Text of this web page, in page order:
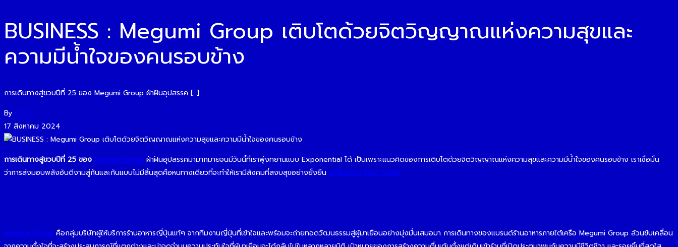
BUSINESS : Megumi Group เติบโตด้วยจิตวิญญาณแห่งความสุขและ
ความมีน้ำใจของคนรอบข้าง
การเดินทางสู่ขวบปีที่ 25 ของ Megumi Group ฝ่าฝันอุปสรรค […]
By O2O
17 สิงหาคม 2024
การเดินทางสู่ขวบปีที่ 25 ของ Megumi Group ฝ่าฝันอุปสรรคมามากมายจนมีวันนี้ที่เราพุ่งทยานแบบ Exponential ได้ เป็นเพราะแนวคิดของการเติบโตด้วยจิตวิญญาณแห่งความสุขและความมีน้ำใจของคนรอบข้าง เราเชื่อมั่น
ว่าการส่งมอบพลังอันดีงามสู่กันและกันแบบไม่มีสิ้นสุดคือหนทางเดียวที่จะทำให้เรามีสังคมที่สงบสุขอย่างยั่งยืน ดูเนื้อหาบน Line Today
Megumi Group คือกลุ่มบริษัทผู้ให้บริการร้านอาหารญี่ปุ่นแท้ๆ จากทีมงานญี่ปุ่นที่เข้าใจและพร้อมจะถ่ายทอดวัฒนธรรมสู่ผู้มาเยือนอย่างมุ่งมั่นเสมอมา การเดินทางของแบรนด์ร้านอาหารภายใต้เครือ Megumi Group ล้วนขับเคลื่อน